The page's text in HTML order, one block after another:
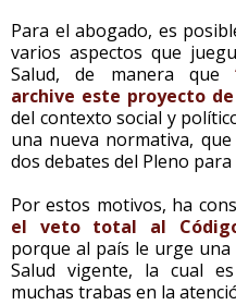
Para el abogado, es
varios aspectos que
Salud, de manera que
archive este proyecto
del contexto social y
una nueva normativa,
dos debates del Pleno
Por estos motivos, ha
el veto total al
porque al país le urge
Salud vigente, la cual
muchas trabas en la